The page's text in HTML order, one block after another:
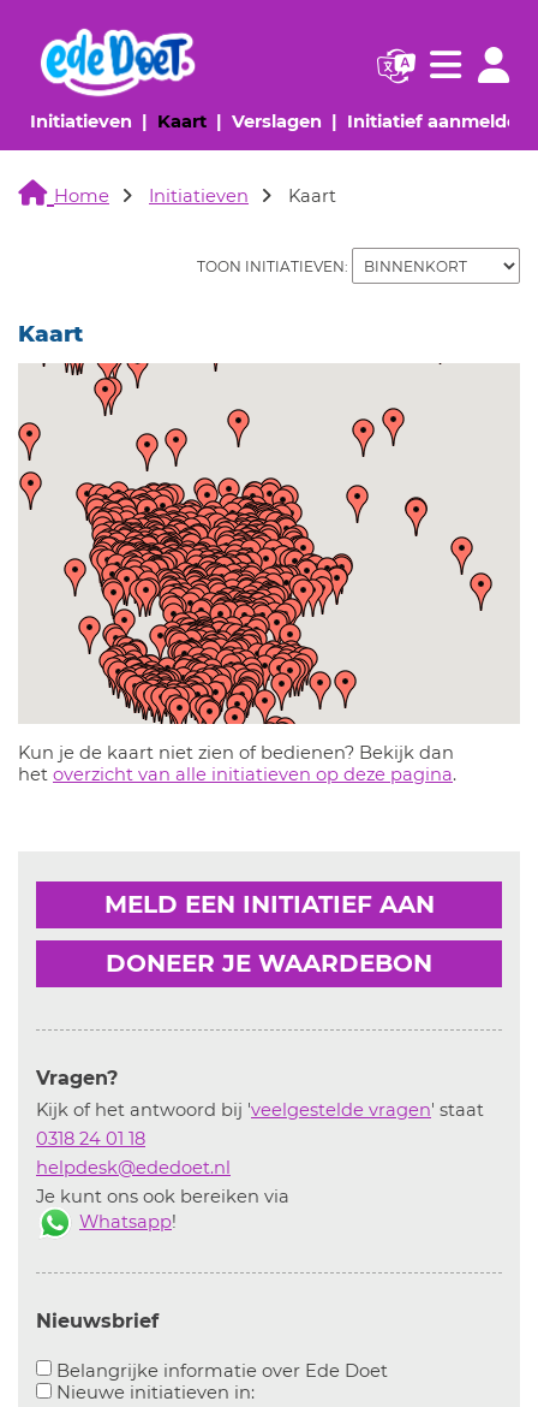
Initiatieven (huidige pagina)
Kaart(huidige pagina)
Verslagen (huidige pagina)
Initiatief aanmelden
Navigatie
Home Initiatieven Kaart
TOON INITIATIEVEN:
Kaart
Kun je de kaart niet zien of bedienen? Bekijk dan
het overzicht van alle initiatieven op deze pagina.
MELD EEN INITIATIEF AAN
DONEER JE WAARDEBON
Vragen?
Kijk of het antwoord bij 'veelgestelde vragen' staat
0318 24 01 18
helpdesk@ededoet.nl
Je kunt ons ook bereiken via
Whatsapp!
Nieuwsbrief
Belangrijke informatie over Ede Doet
Nieuwe initiatieven in:Aanvinken om informatie over